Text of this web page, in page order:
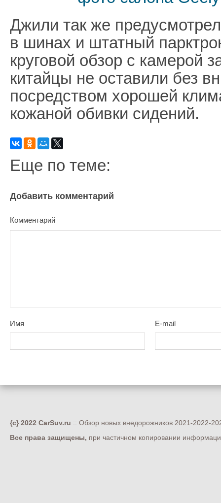
Джили так же
в шинах и штатный
круговой обзор с камерой
китайцы не оставили без
посредством хорошей
кожаной обивки сидений.
Еще по теме:
Добавить комментарий
Комментарий
Имя E-mail
{c} 2022 CarSuv.ru :: Обзор новых внедорожников 2021-2022-
Все права защищены, при частичном копировании